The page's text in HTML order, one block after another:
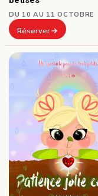
DU 10 AU 11 OCTOBRE
Réserver